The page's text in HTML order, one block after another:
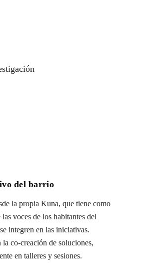
del barrio
la propia Kuna, que tiene como
voces de los habitantes del
integren en las iniciativas.
co-creación de soluciones,
en talleres y sesiones.